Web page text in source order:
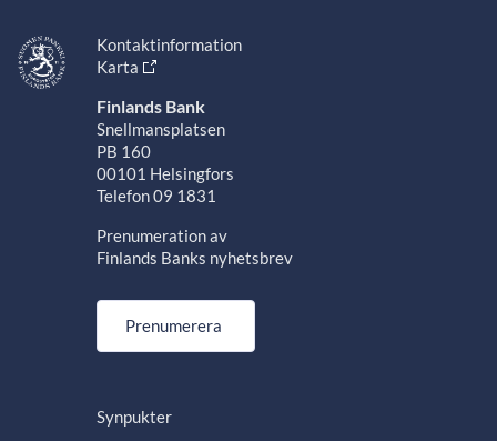
Kontaktinformation
Karta
Finlands Bank
Snellmansplatsen
PB 160
00101 Helsingfors
Telefon 09 1831
Prenumeration av
Finlands Banks nyhetsbrev
Prenumerera
Synpukter